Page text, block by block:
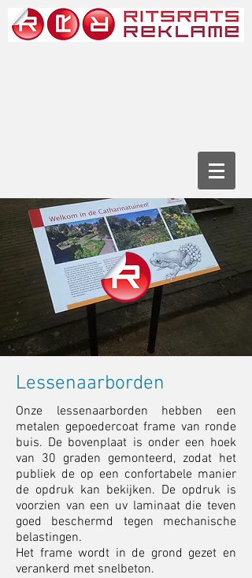
Lessenaarborden
Onze lessenaarborden hebben een
metalen gepoedercoat frame van ronde
buis. De bovenplaat is onder een hoek
van 30 graden gemonteerd, zodat het
publiek de op een confortabele manier
de opdruk kan bekijken. De opdruk is
voorzien van een uv laminaat die teven
goed beschermd tegen mechanische
belastingen.
Het frame wordt in de grond gezet en
verankerd met snelbeton.